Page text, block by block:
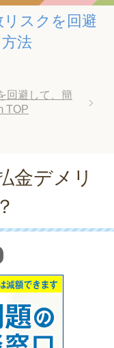
スクを回避
法
回避して、簡
TOP
金デメリ